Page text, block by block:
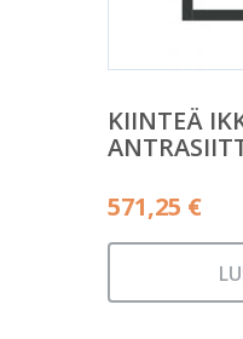
KIINTEÄ
571,25 €